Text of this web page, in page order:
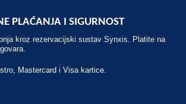
PLAĆANJA I SIGURNOST
kroz rezervacijski sustav Synxis. Platite na
Mastercard i Visa kartice.